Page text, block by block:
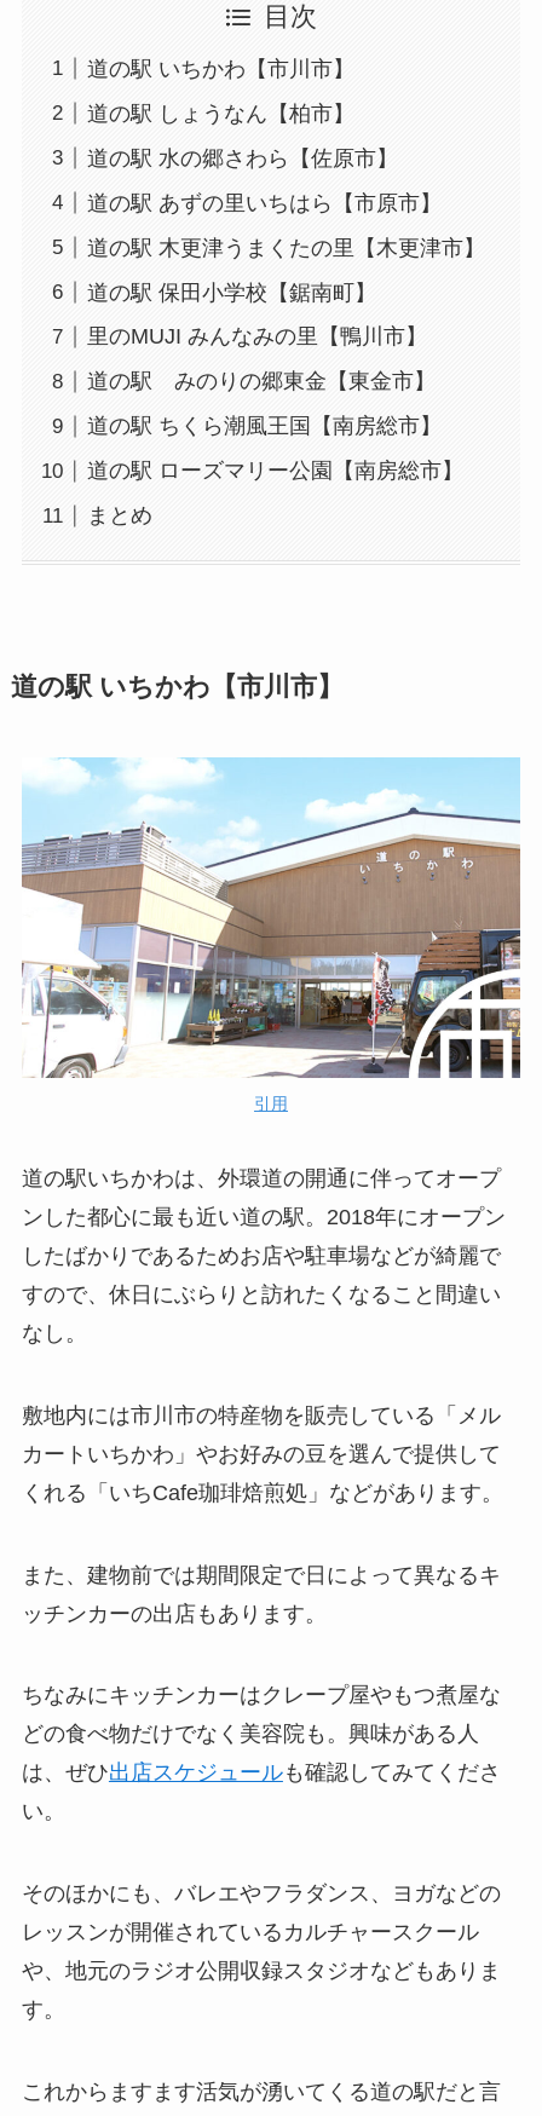
目次
道の駅 いちかわ【市川市】
道の駅 しょうなん【柏市】
道の駅 水の郷さわら【佐原市】
道の駅 あずの里いちはら【市原市】
道の駅 木更津うまくたの里【木更津市】
道の駅 保田小学校【鋸南町】
里のMUJI みんなみの里【鴨川市】
道の駅 みのりの郷東金【東金市】
道の駅 ちくら潮風王国【南房総市】
道の駅 ローズマリー公園【南房総市】
まとめ
道の駅 いちかわ【市川市】
引用
道の駅いちかわは、外環道の開通に伴ってオープ
ンした都心に最も近い道の駅。2018年にオープン
したばかりであるためお店や駐車場などが綺麗で
すので、休日にぶらりと訪れたくなること間違い
なし。
敷地内には市川市の特産物を販売している「メル
カートいちかわ」やお好みの豆を選んで提供して
くれる「いちCafe珈琲焙煎処」などがあります。
また、建物前では期間限定で日によって異なるキ
ッチンカーの出店もあります。
ちなみにキッチンカーはクレープ屋やもつ煮屋な
どの食べ物だけでなく美容院も。興味がある人
は、ぜひ出店スケジュールも確認してみてくださ
い。
そのほかにも、バレエやフラダンス、ヨガなどの
レッスンが開催されているカルチャースクール
や、地元のラジオ公開収録スタジオなどもありま
す。
これからますます活気が湧いてくる道の駅だと言